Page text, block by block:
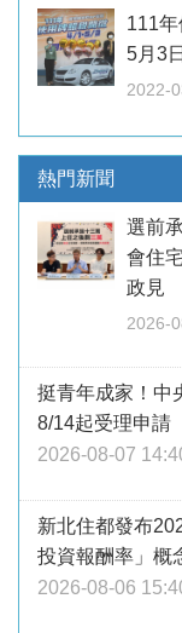
111
5月3日
2022-
熱門新聞
選前
會住
政見
2026-
挺青年成家！中
8/14起受理申請
2026-08-07
新北住都發布
投資報酬率」概
2026-08-06